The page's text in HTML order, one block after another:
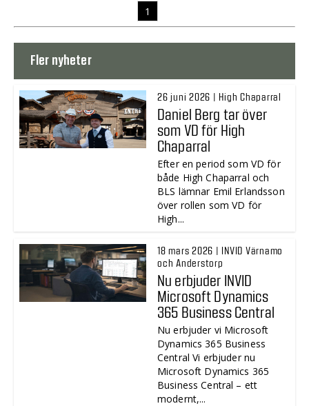
1
Fler nyheter
26 juni 2026 | High Chaparral
Daniel Berg tar över
som VD för High
Chaparral
Efter en period som VD för
både High Chaparral och
BLS lämnar Emil Erlandsson
över rollen som VD för
High...
18 mars 2026 | INVID Värnamo
och Anderstorp
Nu erbjuder INVID
Microsoft Dynamics
365 Business Central
Nu erbjuder vi Microsoft
Dynamics 365 Business
Central Vi erbjuder nu
Microsoft Dynamics 365
Business Central – ett
modernt,...